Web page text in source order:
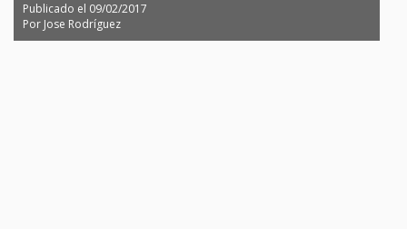
Publicado el 09/02/2017
Por Jose Rodríguez